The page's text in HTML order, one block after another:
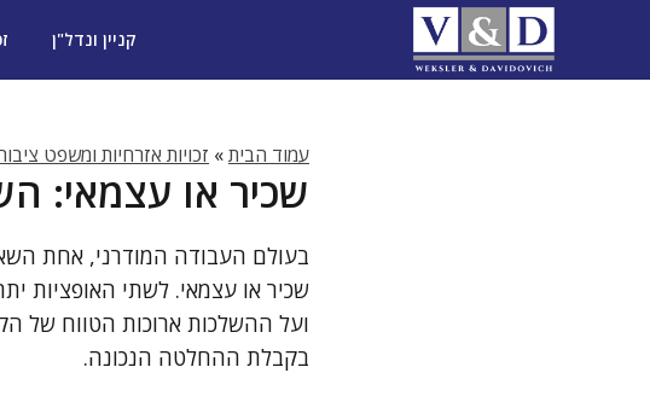
קניין ונדל"ן
עמוד הבית» זכויות אזרחיות ומשפט
שכיר או עצמאי:
בעולם העבודה המודרני, אחת
שכיר או עצמאי. לשתי האופציות
ועל ההשלכות ארוכות הטווח של
בקבלת ההחלטה הנכונה.